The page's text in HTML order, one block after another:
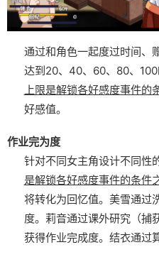
通过和角色一起度过时间、
达到20、40、60、80、100
上限是解锁各好感度事件的
好感值。
作业完为度
针对不同女主角设计不同性
是解锁各好感度事件的条件
将转化为回忆值。 美雪通过
度。 莉音通过课外研究（捕
获得作业完成度。 结衣通过